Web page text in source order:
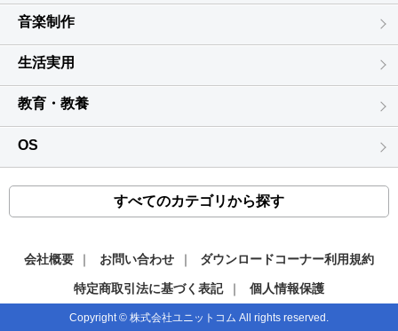
※QRコードは株式会社デンソーウェーブの登録商標です。
※その他記載されている会社名・団体名及び商品名などは、各社の
登録商標または商標です。
派生的な財産の損害や精神的な損害や直接的又は間接的な営業
上の
損害を含む全ての損害についても、弊社の金銭的な責任は、お
客様が実際に
支払った本製品の購入金額を上限といたします。
５ 本契約の期限が終了した後でも契約期間内に生じた結果から派
生した全て
の結果についても弊社は責任を負わないものとします。
１ 本契約の有効期限は、本契約が成立した時点から、お客様が本
製品の使用を
媒体から
２ 本契約が終了した場合、お客様の負担で速やかに廃棄していた
だくものとしま
音楽制作
生活実用
教育・教養
OS
すべてのカテゴリから探す
会社概要 ｜ お問い合わせ ｜ ダウンロードコーナー利用規約
特定商取引法に基づく表記 ｜ 個人情報保護
Copyright © 株式会社ユニットコム All rights reserved.